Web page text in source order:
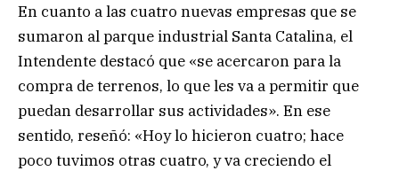
En cuanto a las cuatro nuevas empresas que se
sumaron al parque industrial Santa Catalina, el
Intendente destacó que «se acercaron para la
compra de terrenos, lo que les va a permitir que
puedan desarrollar sus actividades». En ese
sentido, reseñó: «Hoy lo hicieron cuatro; hace
poco tuvimos otras cuatro, y va creciendo el